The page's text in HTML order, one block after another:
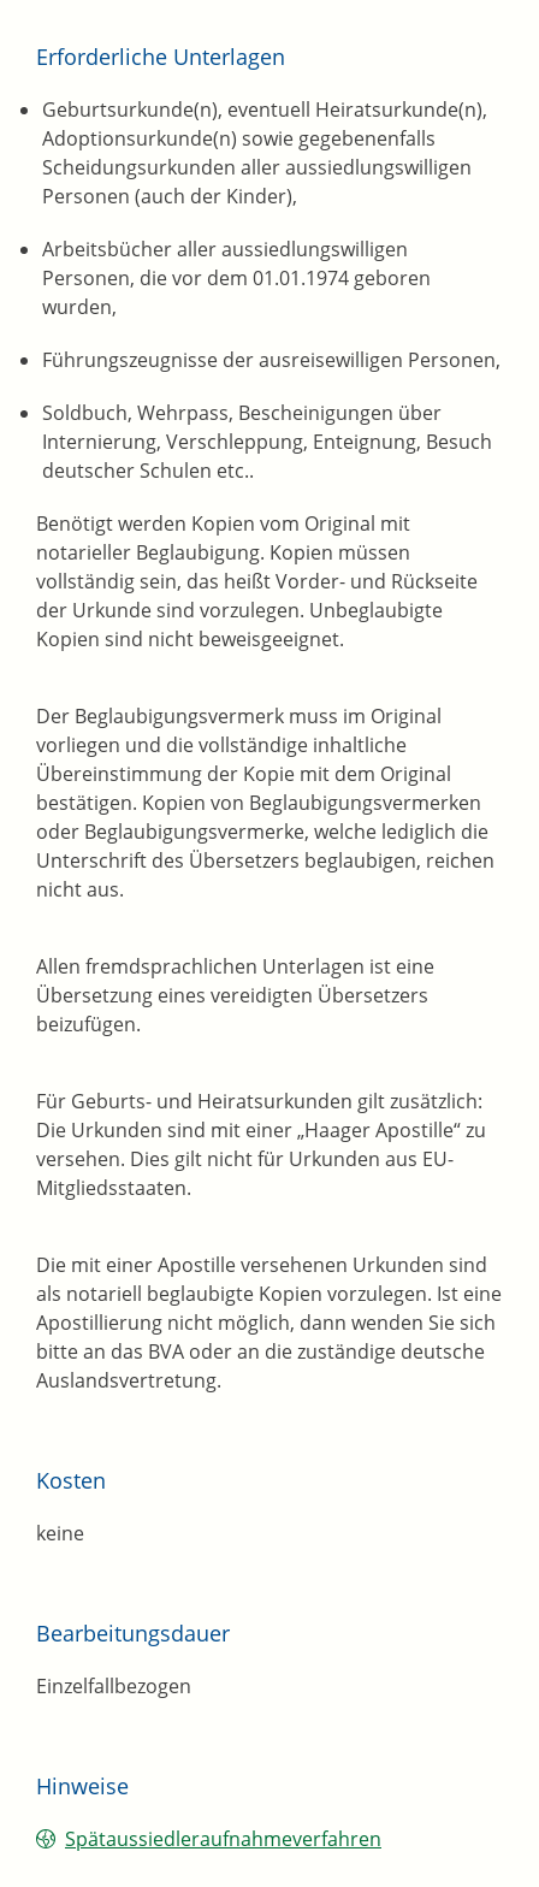
Erforderliche Unterlagen
Geburtsurkunde(n), eventuell Heiratsurkunde(n),
Adoptionsurkunde(n) sowie gegebenenfalls
Scheidungsurkunden aller aussiedlungswilligen
Personen (auch der Kinder),
Arbeitsbücher aller aussiedlungswilligen
Personen, die vor dem 01.01.1974 geboren
wurden,
Führungszeugnisse der ausreisewilligen Personen,
Soldbuch, Wehrpass, Bescheinigungen über
Internierung, Verschleppung, Enteignung, Besuch
deutscher Schulen etc..
Benötigt werden Kopien vom Original mit
notarieller Beglaubigung. Kopien müssen
vollständig sein, das heißt Vorder- und Rückseite
der Urkunde sind vorzulegen. Unbeglaubigte
Kopien sind nicht beweisgeeignet.
Der Beglaubigungsvermerk muss im Original
vorliegen und die vollständige inhaltliche
Übereinstimmung der Kopie mit dem Original
bestätigen. Kopien von Beglaubigungsvermerken
oder Beglaubigungsvermerke, welche lediglich die
Unterschrift des Übersetzers beglaubigen, reichen
nicht aus.
Allen fremdsprachlichen Unterlagen ist eine
Übersetzung eines vereidigten Übersetzers
beizufügen.
Für Geburts- und Heiratsurkunden gilt zusätzlich:
Die Urkunden sind mit einer „Haager Apostille“ zu
versehen. Dies gilt nicht für Urkunden aus EU-
Mitgliedsstaaten.
Die mit einer Apostille versehenen Urkunden sind
als notariell beglaubigte Kopien vorzulegen. Ist eine
Apostillierung nicht möglich, dann wenden Sie sich
bitte an das BVA oder an die zuständige deutsche
Auslandsvertretung.
Kosten
keine
Bearbeitungsdauer
Einzelfallbezogen
Hinweise
Spätaussiedleraufnahmeverfahren